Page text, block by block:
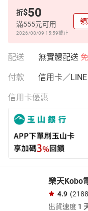
折$50
滿555元可用
2026/08/09 15:59截止
配送 無實體配送
付款 信用卡／
信用卡優惠
樂天Kobo
4.9
出貨速度 1